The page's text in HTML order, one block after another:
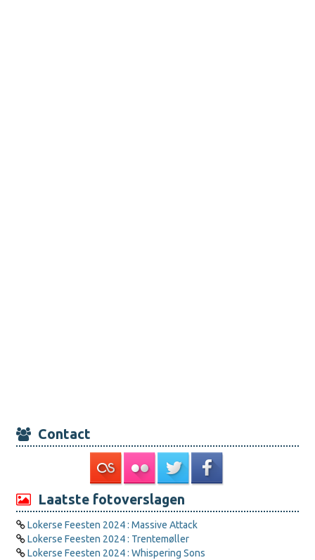
Contact
Laatste fotoverslagen
Lokerse Feesten 2024 : Massive Attack
Lokerse Feesten 2024 : Trentemøller
Lokerse Feesten 2024 : Whispering Sons